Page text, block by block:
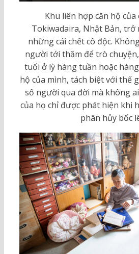
Khu liên hợp căn hộ
Tokiwadaira, Nhật Bản, trở
những cái chết cô độc.
người tới thăm để trò
tuổi ở lỳ hàng tuần hoặc
hộ của mình, tách biệt với thế
số người qua đời mà không
của họ chỉ được phát hiện khi
phân hủy bốc